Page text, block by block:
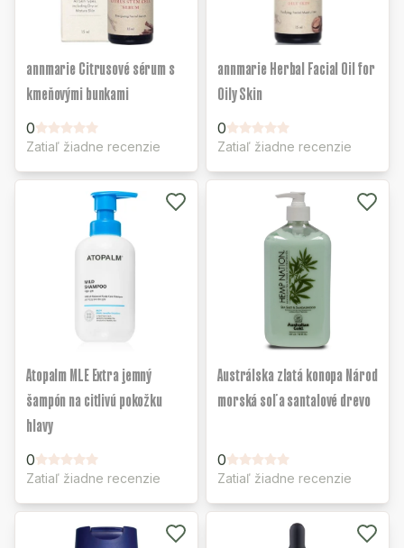
annmarie Citrusové sérum s
kmeňovými bunkami
0
Zatiaľ žiadne recenzie
annmarie Herbal Facial Oil for
Oily Skin
0
Zatiaľ žiadne recenzie
Atopalm MLE Extra jemný
šampón na citlivú pokožku
hlavy
0
Zatiaľ žiadne recenzie
Austrálska zlatá konopa Národ
morská soľ a santalové drevo
0
Zatiaľ žiadne recenzie